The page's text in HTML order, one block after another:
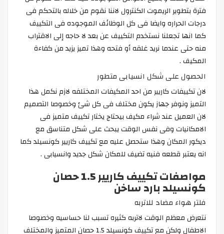
فترة بتطوير الريموت الكنترول لاننا نقوم من خلاله بالتحكم فى
درجات الحراره وايضا فى كل الوظائف الموجوده فى التكييف
كما انها تجعلنا نستخدم التكييف عن بعد لا حاجه إلى الاقتراب
منه حتى عندما نريد غلقه أو فتحه وهذا تميز يزيد من كفاءة
المكيف .
الحصول على شكل انسيابى متطور
لان تكييفات كاريير من احد المكيفات المختلفه لازم نكمل هذا
التميز ونوفر جهاز يكون مختلف فى كل شئ وخصوصا التصميم
لان العميل عند شراء مكيف بيحتاج يختار تكييف متميز فى
الامكانيات وفى نفس الوقت يبحث على شكل متناسق مع
ديكور المكان وهذا ستحصل عليه مع تكييف كاريير كونسيلد كما
انه يعتبر قطعه فنيه تضيف للمكان شكل جديد وانسيابى .
مواصفات تكييف كاريير 1.5 حصان
كونسيلد بارد ساخن
فلتر هواء مضاد للاتربه
نتعرض معظم الوقت لاتربه كثيره تسبب لنا حساسيه وخصوصا
الاطفال ولكن مع تكييف كونسيلد 1.5 حصان المتميز والمختلف